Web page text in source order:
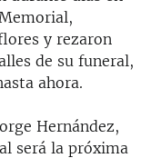
y rezaron
de su funeral,
ahora.
Hernández,
será la próxima